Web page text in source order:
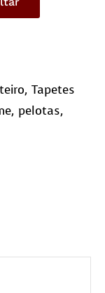
, Tapetes
, pelotas,